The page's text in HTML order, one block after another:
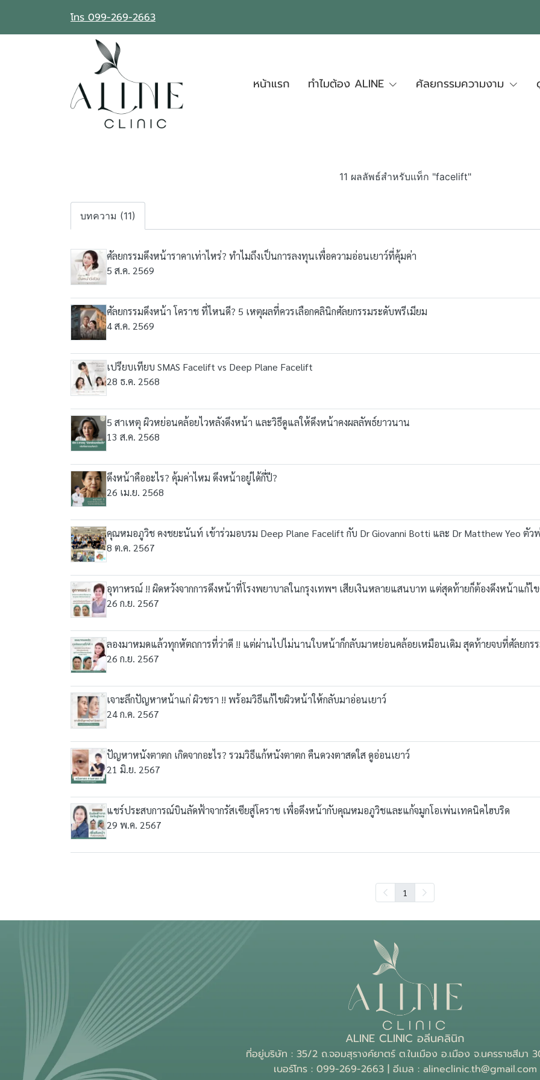
โทร 099-269-2663
หน้าแรก ทำไมต้อง ALINE ศัลยกรรมความงาม
11 ผลลัพธ์สำหรับแท็ก "facelift"
บทความ (11)
ศัลยกรรมดึงหน้าราคาเท่าไหร่? ทำไมถึงเป็นการลงทุนเพื่อความอ่อนเยาว์ที่คุ้มค่า
5 ส.ค. 2569
ศัลยกรรมดึงหน้า โคราช ที่ไหนดี? 5 เหตุผลที่ควรเลือกคลินิกศัลยกรรมระดับพรีเมียม
4 ส.ค. 2569
เปรียบเทียบ SMAS Facelift vs Deep Plane Facelift
28 ธ.ค. 2568
5 สาเหตุ ผิวหย่อนคล้อยไวหลังดึงหน้า และวิธีดูแลให้ดึงหน้าคงผลลัพธ์ยาวนาน
13 ส.ค. 2568
ดึงหน้าคืออะไร? คุ้มค่าไหม ดึงหน้าอยู่ได้กี่ปี?
26 เม.ย. 2568
คุณหมอภูวิช คงชยะนันท์ เข้าร่วมอบรม Deep Plane Facelift กับ Dr Giovanni Botti และ Dr Matthew Yeo ตัว
8 ต.ค. 2567
อุทาหรณ์ !! ผิดหวังจากการดึงหน้าที่โรงพยาบาลในกรุงเทพฯ เสียเงินหลายแสนบาท แต่สุดท้ายก็ต้องดึงหน้าแก้
26 ก.ย. 2567
ลองมาหมดแล้วทุกหัตถการที่ว่าดี !! แต่ผ่านไปไม่นานใบหน้าก็กลับมาหย่อนคล้อยเหมือนเดิม สุดท้ายจบที่ศัลยกร
26 ก.ย. 2567
เจาะลึกปัญหาหน้าแก่ ผิวชรา !! พร้อมวิธีแก้ไขผิวหน้าให้กลับมาอ่อนเยาว์
24 ก.ค. 2567
ปัญหาหนังตาตก เกิดจากอะไร? รวมวิธีแก้หนังตาตก คืนดวงตาสดใส ดูอ่อนเยาว์
21 มิ.ย. 2567
แชร์ประสบการณ์บินลัดฟ้าจากรัสเซียสู่โคราช เพื่อดึงหน้ากับคุณหมอภูวิชและแก้จมูกโอเพ่นเทคนิคไฮบริด
29 พ.ค. 2567
1
ALINE CLINIC อลีนคลินิก
ที่อยู่บริษัท : 35/2 ถ.จอมสุรางค์ยาตร์ ต.ในเมือง อ.เมือง จ.นครราชสีมา
เบอร์โทร : 099-269-2663 | อีเมล : alineclinic.th@gmail.com